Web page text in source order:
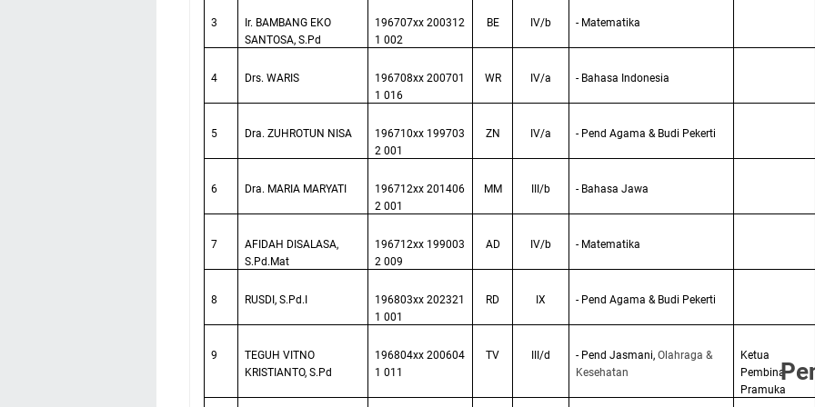
3
Ir. BAMBANG EKO
SANTOSA, S.Pd
196707xx 200312
1 002
BE IV/b - Matematika
4 Drs. WARIS
196708xx 200701
1 016
WR IV/a - Bahasa Indonesia
5 Dra. ZUHROTUN NISA
196710xx 199703
2 001
ZN IV/a - Pend Agama & Budi Pekerti
6 Dra. MARIA MARYATI
196712xx 201406
2 001
MM III/b - Bahasa Jawa
7
AFIDAH DISALASA,
S.Pd.Mat
196712xx 199003
2 009
AD IV/b - Matematika
8 RUSDI, S.Pd.I
196803xx 202321
1 001
RD IX - Pend Agama & Budi Pekerti
9
TEGUH VITNO
KRISTIANTO, S.Pd
196804xx 200604
1 011
TV III/d - Pend Jasmani,Olahraga &
Kesehatan
Ketua
Pembina
Pramuka